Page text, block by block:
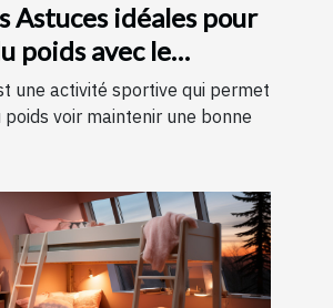
Astuces idéales pour
poids avec le
une activité sportive qui permet
voir maintenir une bonne